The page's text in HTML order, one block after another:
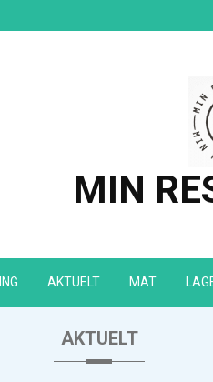
MIN
AKTUELT MAT
AKTUELT